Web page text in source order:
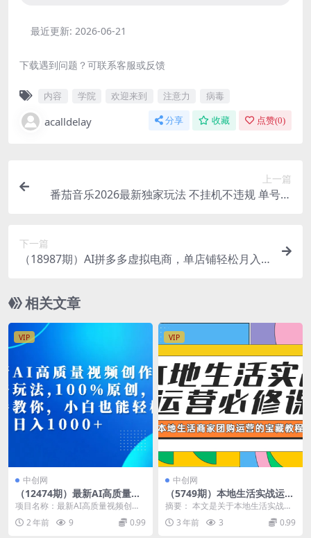
最近更新: 2026-06-21
下载遇到问题？可联系客服或反馈
内容 学院 欢迎来到 注意力 病毒
acalldelay 分享 收藏 点赞(0)
上一篇
番茄音乐2026最新独家玩法 不挂机不违规 单号实
下一篇
（18987期）AI拼多多虚拟电商，单店铺轻松月入1
相关文章
VIP
中创网
（12474期）最新AI高质量视
频创作新思路玩法,100%原创,
手把手教你,小白也能轻松上…
项目名称：最新AI高质量视频创作
新思路玩法，100%原创，手把手教
你，小白也能轻...
2 年前 9 0.99
VIP
中创网
（5749期）本地生活实战运营
必修课，本地生活商家-团购运
营的宝藏教程(全面解析本地生
活实战运营策略与技巧)
摘要： 本文是关于本地生活实战运
营的宝藏教程，主要涵盖了本地生
活代运营市场报价参...
3 年前 3 0.99